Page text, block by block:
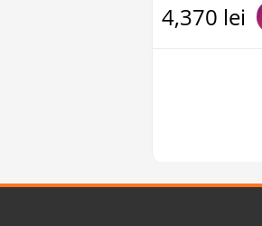
4,370 lei